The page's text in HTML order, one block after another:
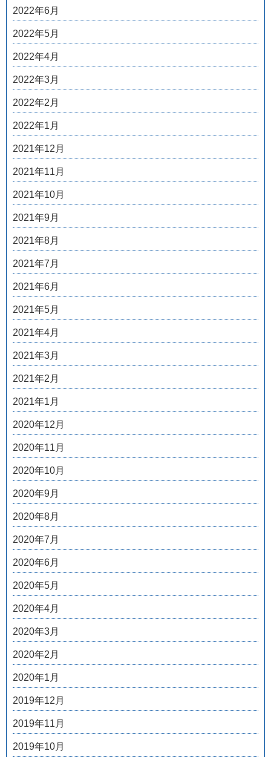
2022年6月
2022年5月
2022年4月
2022年3月
2022年2月
2022年1月
2021年12月
2021年11月
2021年10月
2021年9月
2021年8月
2021年7月
2021年6月
2021年5月
2021年4月
2021年3月
2021年2月
2021年1月
2020年12月
2020年11月
2020年10月
2020年9月
2020年8月
2020年7月
2020年6月
2020年5月
2020年4月
2020年3月
2020年2月
2020年1月
2019年12月
2019年11月
2019年10月